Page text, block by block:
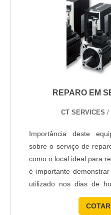
REPARO EM
CT SERVICES /
Importância deste
sobre o serviço de
como o local ideal para
é importante
utilizado nos dias de
equipamentos que,
comando, realizam um